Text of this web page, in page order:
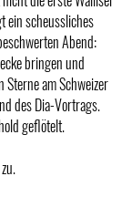
ein scheussliches
Abend:
bringen und
am Schweizer
des Dia-Vortrags.
geflötelt.